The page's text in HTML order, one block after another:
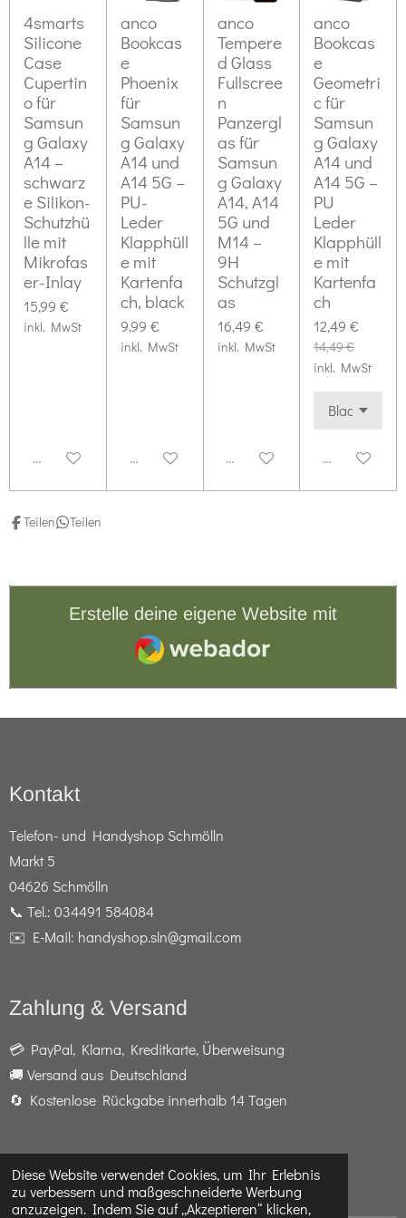
Diese Website verwendet Cookies, um Ihr Erlebnis
zu verbessern und maßgeschneiderte Werbung
anzuzeigen. Indem Sie auf „Akzeptieren“ klicken,
n
e
4smarts
Silicone
Case
Cupertin
o für
Samsun
g Galaxy
A14 –
schwarz
e Silikon-
Schutzhü
lle mit
Mikrofas
er-Inlay
15,99 €
inkl. MwSt
Deaktiviert
anco
Bookcas
e
Phoenix
für
Samsun
g Galaxy
A14 und
A14 5G –
PU-
Leder
Klapphüll
e mit
Kartenfa
ch, black
9,99 €
inkl. MwSt
Deaktiviert
anco
Tempere
d Glass
Fullscree
n
Panzergl
as für
Samsun
g Galaxy
A14, A14
5G und
M14 –
9H
Schutzgl
as
16,49 €
inkl. MwSt
Deaktiviert
anco
Bookcas
e
Geometri
c für
Samsun
g Galaxy
A14 und
A14 5G –
PU
Leder
Klapphüll
e mit
Kartenfa
ch
12,49 €
14,49 €
inkl. MwSt
Deaktiviert
Teilen Teilen
Erstelle deine eigene Website mit
Webador
Kontakt
Telefon- und Handyshop Schmölln
Markt 5
04626 Schmölln
📞 Tel.: 034491 584084
✉️ E-Mail: handyshop.sln@gmail.com
Zahlung & Versand
💳 PayPal, Klarna, Kreditkarte, Überweisung
🚚 Versand aus Deutschland
🔄 Kostenlose Rückgabe innerhalb 14 Tagen
F
a
I
n
W
h